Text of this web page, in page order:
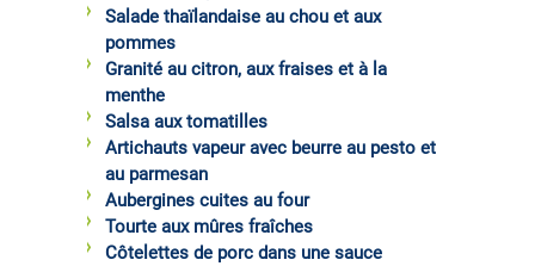
Salade thaïlandaise au chou et aux
pommes
Granité au citron, aux fraises et à la
menthe
Salsa aux tomatilles
Artichauts vapeur avec beurre au pesto et
au parmesan
Aubergines cuites au four
Tourte aux mûres fraîches
Côtelettes de porc dans une sauce